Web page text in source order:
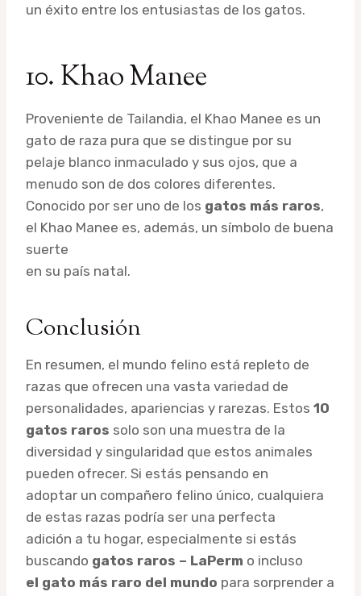
un éxito entre los entusiastas de los gatos.
10. Khao Manee
Proveniente de Tailandia, el Khao Manee es un
gato de raza pura que se distingue por su
pelaje blanco inmaculado y sus ojos, que a
menudo son de dos colores diferentes.
Conocido por ser uno de los gatos más raros,
el Khao Manee es, además, un símbolo de buena
suerte
en su país natal.
Conclusión
En resumen, el mundo felino está repleto de
razas que ofrecen una vasta variedad de
personalidades, apariencias y rarezas. Estos 10
gatos raros solo son una muestra de la
diversidad y singularidad que estos animales
pueden ofrecer. Si estás pensando en
adoptar un compañero felino único, cualquiera
de estas razas podría ser una perfecta
adición a tu hogar, especialmente si estás
buscando gatos raros – LaPerm o incluso
el gato más raro del mundo para sorprender a